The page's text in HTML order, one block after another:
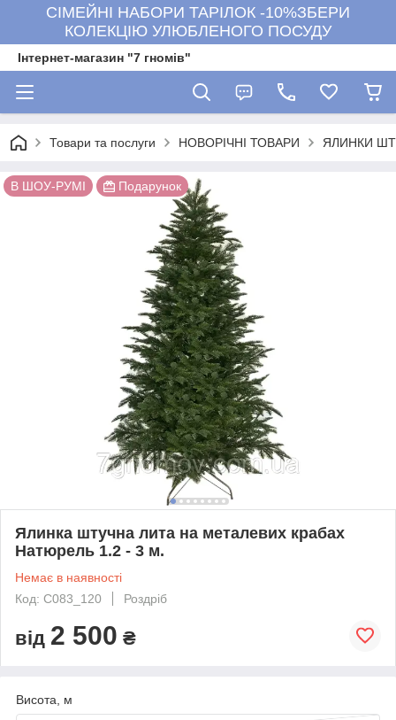
СІМЕЙНІ НАБОРИ ТАРІЛОК -10%ЗБЕРИ
КОЛЕКЦІЮ УЛЮБЛЕНОГО ПОСУДУ
Інтернет-магазин "7 гномів"
Товари та послуги НОВОРІЧНІ ТОВАРИ ЯЛИНКИ
В ШОУ-РУМІ Подарунок
Ялинка штучна лита на металевих крабах
Натюрель 1.2 - 3 м.
Немає в наявності
Код: С083_120
Роздріб
від 2 500 ₴
Висота, м